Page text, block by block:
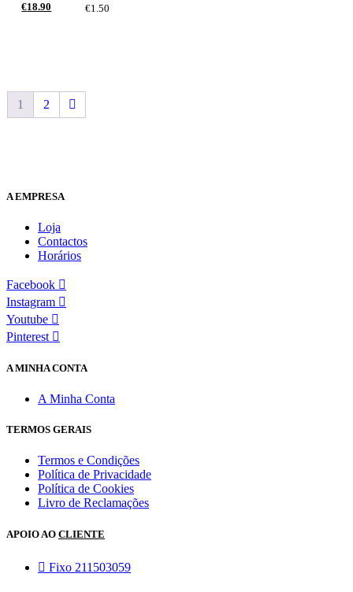
€18.90
€1.50
1 2
A EMPRESA
Loja
Contactos
Horários
Facebook
Instagram
Youtube
Pinterest
A MINHA CONTA
A Minha Conta
TERMOS GERAIS
Termos e Condições
Política de Privacidade
Política de Cookies
Livro de Reclamações
APOIO AO CLIENTE
Fixo 211503059